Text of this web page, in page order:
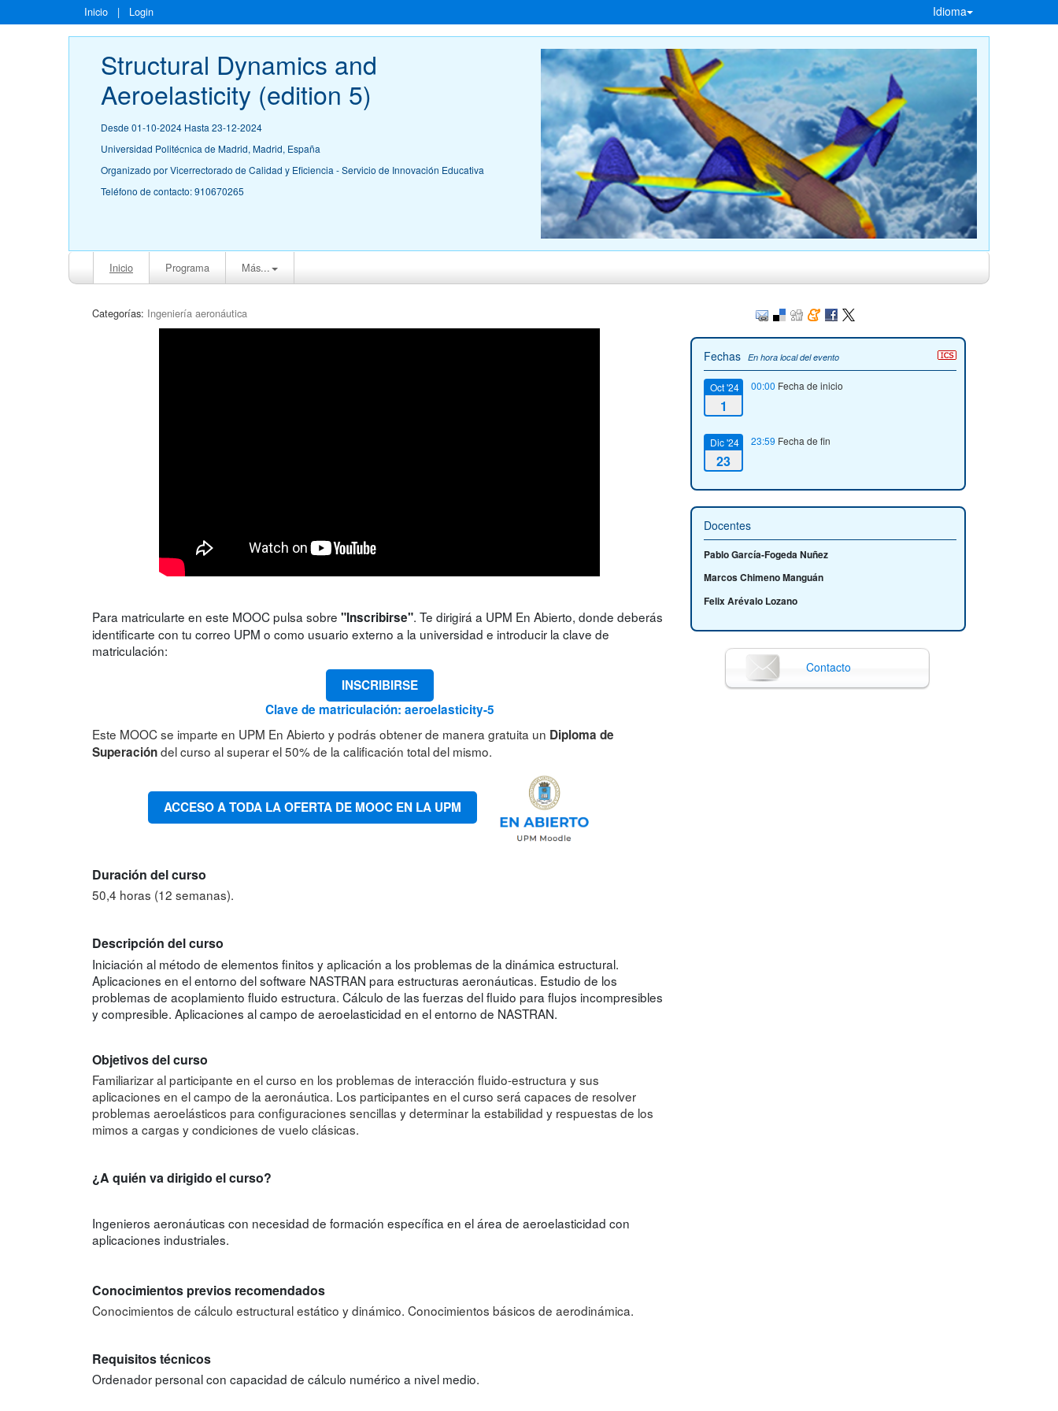
Inicio | Login Idioma
Structural Dynamics and
Aeroelasticity (edition 5)
Desde 01-10-2024 Hasta 23-12-2024
Universidad Politécnica de Madrid, Madrid, España
Organizado por Vicerrectorado de Calidad y Eficiencia - Servicio de Innovación Educativa
Teléfono de contacto: 910670265
Inicio Programa Más...
Categorías: Ingeniería aeronáutica
Para matricularte en este MOOC pulsa sobre "Inscribirse". Te dirigirá a UPM En Abierto, donde deberás
identificarte con tu correo UPM o como usuario externo a la universidad e introducir la clave de
matriculación:
INSCRIBIRSE
Clave de matriculación: aeroelasticity-5
Este MOOC se imparte en UPM En Abierto y podrás obtener de manera gratuita un Diploma de
Superacióndel curso al superar el 50% de la calificación total del mismo.
ACCESO A TODA LA OFERTA DE MOOC EN LA UPM
Duración del curso
50,4 horas (12 semanas).
Descripción del curso
Iniciación al método de elementos finitos y aplicación a los problemas de la dinámica estructural.
Aplicaciones en el entorno del software NASTRAN para estructuras aeronáuticas. Estudio de los
problemas de acoplamiento fluido estructura. Cálculo de las fuerzas del fluido para flujos incompresibles
y compresible. Aplicaciones al campo de aeroelasticidad en el entorno de NASTRAN.
Objetivos del curso
Familiarizar al participante en el curso en los problemas de interacción fluido-estructura y sus
aplicaciones en el campo de la aeronáutica. Los participantes en el curso será capaces de resolver
problemas aeroelásticos para configuraciones sencillas y determinar la estabilidad y respuestas de los
mimos a cargas y condiciones de vuelo clásicas.
¿A quién va dirigido el curso?
Ingenieros aeronáuticas con necesidad de formación específica en el área de aeroelasticidad con
aplicaciones industriales.
Conocimientos previos recomendados
Conocimientos de cálculo estructural estático y dinámico. Conocimientos básicos de aerodinámica.
Requisitos técnicos
Ordenador personal con capacidad de cálculo numérico a nivel medio.
Fechas En hora local del evento
Oct '24
1
00:00 Fecha de inicio
Dic '24
23
23:59 Fecha de fin
Docentes
Pablo García-Fogeda Nuñez
Marcos Chimeno Manguán
Felix Arévalo Lozano
Contacto